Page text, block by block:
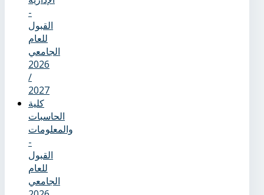
-
القبول
للعام
الجامعي
2026
/
2027
كلية
الحاسبات
والمعلومات
-
القبول
للعام
الجامعي